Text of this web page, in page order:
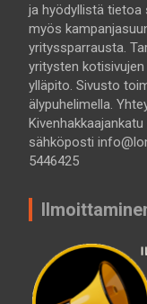
ja hyödyllistä tietoa
myös
yrityssparrausta.
yritysten
ylläpito. Sivusto
älypuhelimella.
Kivenhakkaajankatu
sähköposti
5446425